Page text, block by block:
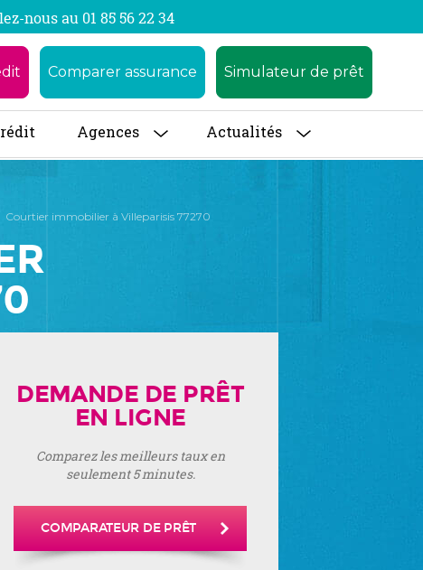
nous au 01 85 56 22 34
Comparer assurance Simulateur de prêt
Agences Actualités
Courtier immobilier à Villeparisis 77270
DEMANDE DE PRÊT
EN LIGNE
Comparez les meilleurs taux en
seulement 5 minutes.
COMPARATEUR DE PRÊT